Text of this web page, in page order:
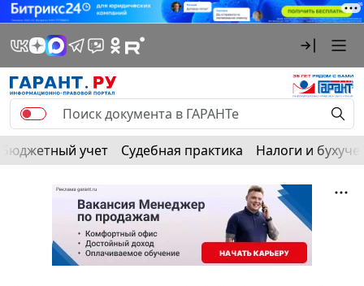
Бюджетный учет Судебная практика Налоги и